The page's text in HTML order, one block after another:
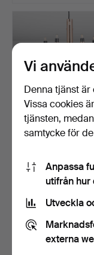
209…
5 dagar
Vi
Denna tjänst
Vissa cookies
tjänsten,
samtycke för
Anpassa
utifrån hur
Utveckla
externa